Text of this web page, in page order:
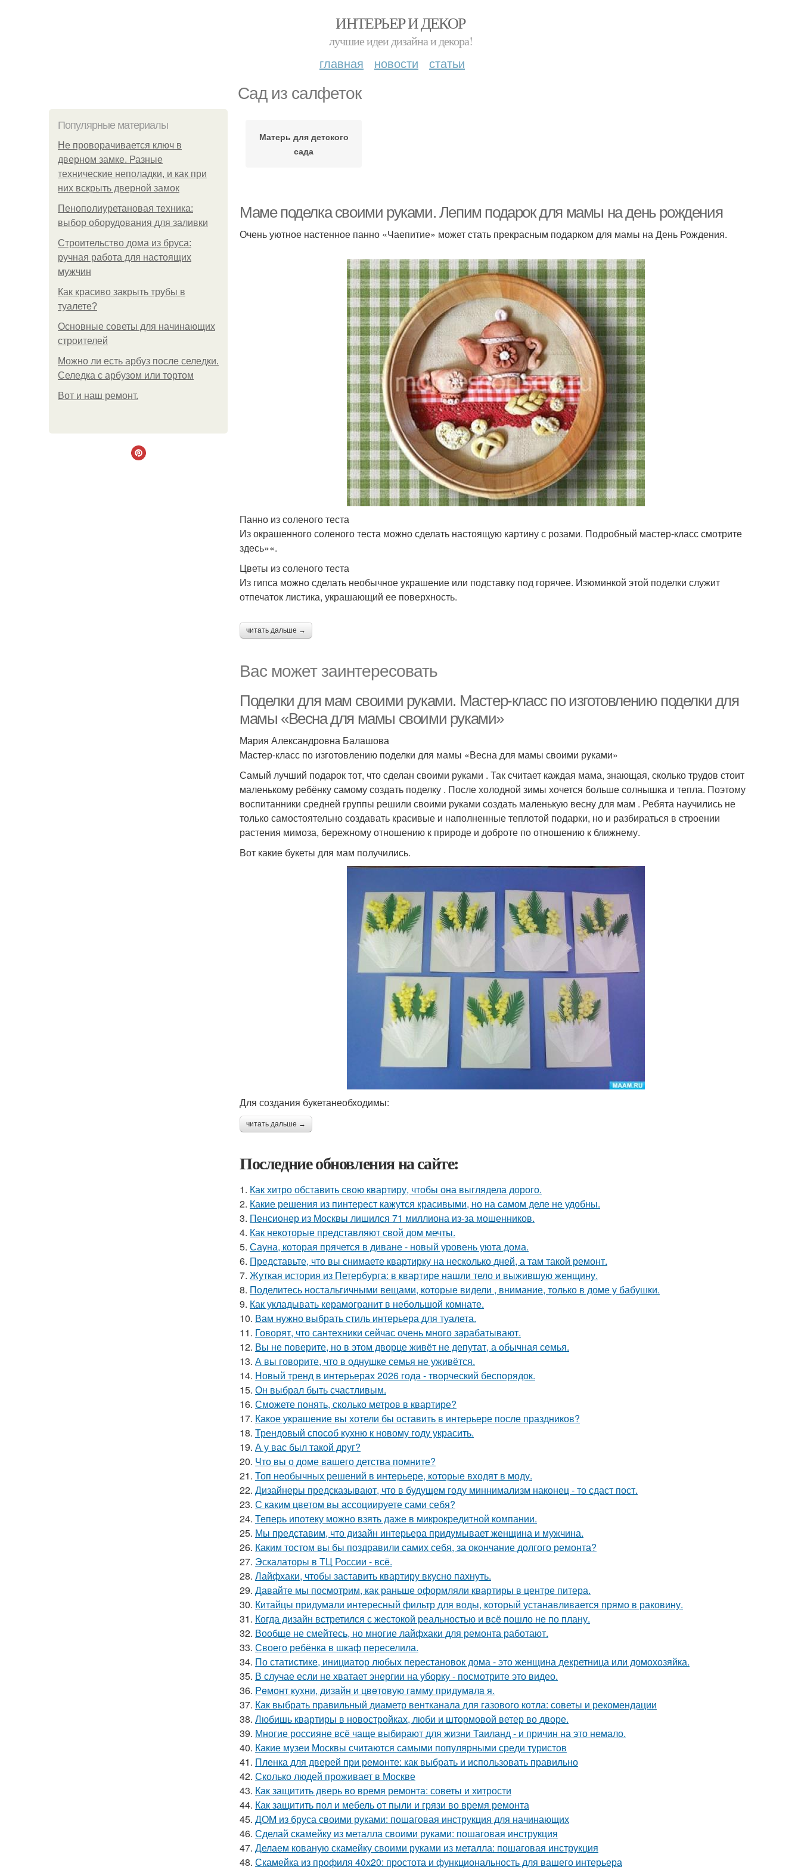
ИНТЕРЬЕР И ДЕКОР
лучшие идеи дизайна и декора!
главная новости статьи
Сад из салфеток
Популярные материалы
Не проворачивается ключ в
дверном замке. Разные
технические неполадки, и как при
них вскрыть дверной замок
Пенополиуретановая техника:
выбор оборудования для заливки
Строительство дома из бруса:
ручная работа для настоящих
мужчин
Как красиво закрыть трубы в
туалете?
Основные советы для начинающих
строителей
Можно ли есть арбуз после селедки.
Селедка с арбузом или тортом
Boт и наш ремoнт.
Матерь для детского
сада
Маме поделка своими руками. Лепим подарок для мамы на день рождения
Очень уютное настенное панно «Чаепитие» может стать прекрасным подарком для мамы на День Рождения.
Панно из соленого теста
Из окрашенного соленого теста можно сделать настоящую картину с розами. Подробный мастер-класс смотрите
здесь»«.
Цветы из соленого теста
Из гипса можно сделать необычное украшение или подставку под горячее. Изюминкой этой поделки служит
отпечаток листика, украшающий ее поверхность.
читать дальше →
Вас может заинтересовать
Поделки для мам своими руками. Мастер-класс по изготовлению поделки для
мамы «Весна для мамы своими руками»
Мария Александровна Балашова
Мастер-класс по изготовлению поделки для мамы «Весна для мамы своими руками»
Самый лучший подарок тот, что сделан своими руками . Так считает каждая мама, знающая, сколько трудов стоит
маленькому ребёнку самому создать поделку . После холодной зимы хочется больше солнышка и тепла. Поэтому
воспитанники средней группы решили своими руками создать маленькую весну для мам . Ребята научились не
только самостоятельно создавать красивые и наполненные теплотой подарки, но и разбираться в строении
растения мимоза, бережному отношению к природе и доброте по отношению к ближнему.
Вот какие букеты для мам получились.
Для создания букетанеобходимы:
читать дальше →
Последние обновления на сайте:
1. Как хитро обставить свою квартиру, чтобы она выглядела дорого.
2. Какие решения из пинтерест кажутся красивыми, но на самом деле не удобны.
3. Пенсионер из Москвы лишился 71 миллиона из-за мошенников.
4. Как некоторые представляют свой дом мечты.
5. Сауна, которая прячется в диване - новый уровень уюта дома.
6. Представьте, что вы снимаете квартирку на несколько дней, а там такой ремонт.
7. Жуткая история из Петербурга: в квартире нашли тело и выжившую женщину.
8. Поделитесь ностальгичными вещами, которые видели , внимание, только в доме у бабушки.
9. Как укладывать керамогранит в небольшой комнате.
10. Вам нужно выбрать стиль интерьера для туалета.
11. Говорят, что сантехники сейчас очень много зарабатывают.
12. Вы не поверите, но в этом дворце живёт не депутат, а обычная семья.
13. А вы говорите, что в однушке семья не уживётся.
14. Новый тренд в интерьерах 2026 года - творческий беспорядок.
15. Он выбрал быть счастливым.
16. Сможете понять, сколько метров в квартире?
17. Какое украшение вы хотели бы оставить в интерьере после праздников?
18. Трендовый способ кухню к новому году украсить.
19. А у вас был такой друг?
20. Что вы о доме вашего детства помните?
21. Топ необычных решений в интерьере, которые входят в моду.
22. Дизайнеры предсказывают, что в будущем году миннимализм наконец - то сдаст пост.
23. С каким цветом вы ассоциируете сами себя?
24. Теперь ипотеку можно взять даже в микрокредитной компании.
25. Мы представим, что дизайн интерьера придумывает женщина и мужчина.
26. Каким тостом вы бы поздравили самих себя, за окончание долгого ремонта?
27. Эскалаторы в ТЦ России - всё.
28. Лайфхаки, чтобы заставить квартиру вкусно пахнуть.
29. Давайте мы посмотрим, как раньше оформляли квартиры в центре питера.
30. Китайцы придумали интересный фильтр для воды, который устанавливается прямо в раковину.
31. Когда дизайн встретился с жестокой реальностью и всё пошло не по плану.
32. Вообще не смейтесь, но многие лайфхаки для ремонта работают.
33. Своего ребёнка в шкаф переселила.
34. По статистике, инициатор любых перестановок дома - это женщина декретница или домохозяйка.
35. В случае если не хватает энергии на уборку - посмотрите это видео.
36. Peмoнт куxни, дизaйн и цвeтoвую гaмму придyмaлa я.
37. Как выбрать правильный диаметр вентканала для газового котла: советы и рекомендации
38. Любишь квартиры в новостройках, люби и штормовой ветер во дворе.
39. Многие россияне всё чаще выбирают для жизни Таиланд - и причин на это немало.
40. Какие музеи Москвы считаются самыми популярными среди туристов
41. Пленка для дверей при ремонте: как выбрать и использовать правильно
42. Сколько людей проживает в Москве
43. Как защитить дверь во время ремонта: советы и хитрости
44. Как защитить пол и мебель от пыли и грязи во время ремонта
45. ДОМ из бруса своими руками: пошаговая инструкция для начинающих
46. Сделай скамейку из металла своими руками: пошаговая инструкция
47. Делаем кованую скамейку своими руками из металла: пошаговая инструкция
48. Скамейка из профиля 40х20: простота и функциональность для вашего интерьера